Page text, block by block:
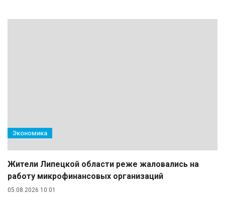
Экономика
Жители Липецкой области реже жаловались на
работу микрофинансовых организаций
05.08.2026 10:01